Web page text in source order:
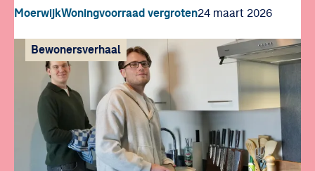
MoerwijkWoningvoorraad vergroten24 maart 2026
Bewonersverhaal